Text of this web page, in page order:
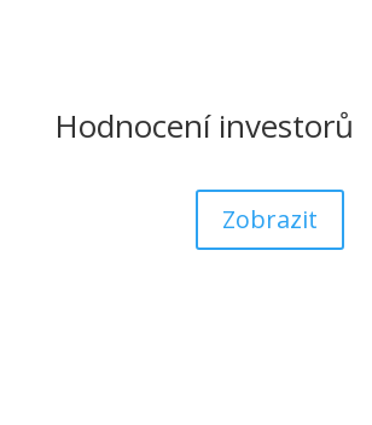
Hodnocení investorů
Zobrazit